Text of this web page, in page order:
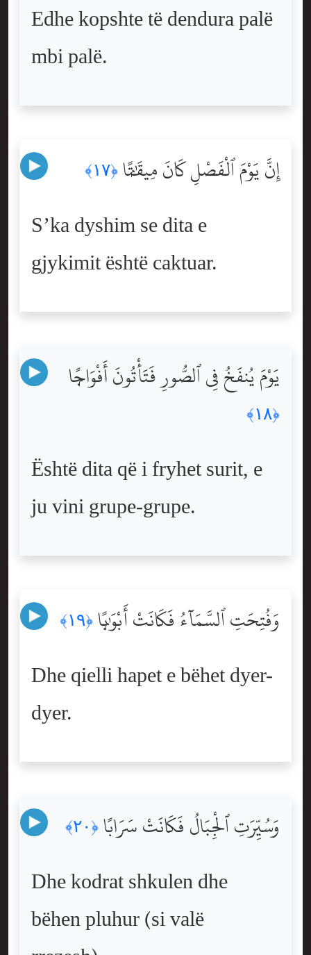
Edhe kopshte të dendura palë
mbi palë.
إِنَّ يَوْمَ ٱلْفَصْلِ كَانَ مِيقَٰتًۭا ﴿١٧﴾
S’ka dyshim se dita e
gjykimit është caktuar.
يَوْمَ يُنفَخُ فِى ٱلصُّورِ فَتَأْتُونَ أَفْوَاجًۭا
﴿١٨﴾
Është dita që i fryhet surit, e
ju vini grupe-grupe.
وَفُتِحَتِ ٱلسَّمَآءُ فَكَانَتْ أَبْوَٰبًۭا ﴿١٩﴾
Dhe qielli hapet e bëhet dyer-
dyer.
وَسُيِّرَتِ ٱلْجِبَالُ فَكَانَتْ سَرَابًا ﴿٢٠﴾
Dhe kodrat shkulen dhe
bëhen pluhur (si valë